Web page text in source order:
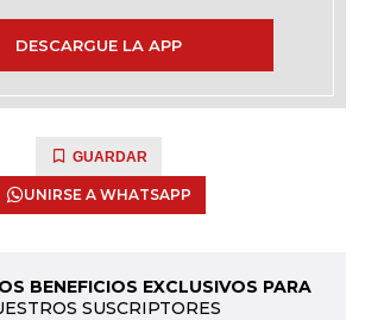
DESCARGUE LA APP
GUARDAR
UNIRSE A WHATSAPP
BENEFICIOS EXCLUSIVOS PARA
SUSCRIPTORES